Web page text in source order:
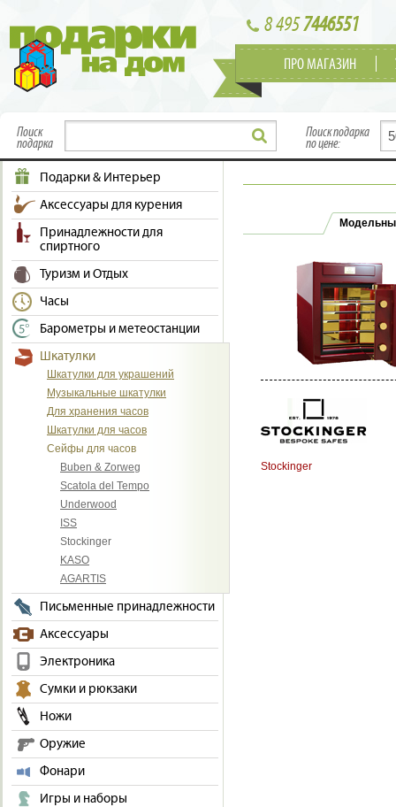
8 4957446551
ПРО МАГАЗИН
Поиск
подарка
Поиск подарка
по цене:
Подарки & Интерьер
Аксессуары для курения
Принадлежности для
спиртного
Туризм и Отдых
Часы
Барометры и метеостанции
Шкатулки
Шкатулки для украшений
Музыкальные шкатулки
Для хранения часов
Шкатулки для часов
Сейфы для часов
Buben & Zorweg
Scatola del Tempo
Underwood
ISS
Stockinger
KASO
AGARTIS
Письменные принадлежности
Аксессуары
Электроника
Сумки и рюкзаки
Ножи
Оружие
Фонари
Игры и наборы
Stockinger